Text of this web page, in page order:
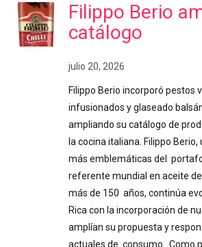
Filippo Berio
catálogo
julio 20, 2026
Filippo Berio incorporó pestos
infusionados y glaseado
ampliando su catálogo de
la cocina italiana. Filippo
más emblemáticas del
referente mundial en aceite
más de 150 años, continúa
Rica con la incorporación de
amplían su propuesta y
actuales de consumo. Como